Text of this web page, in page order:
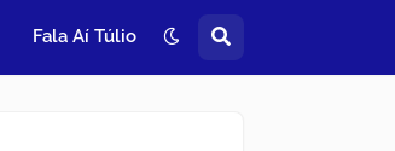
Fala Aí Túlio